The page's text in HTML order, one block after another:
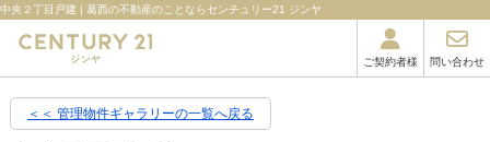
中央２丁目戸建 | 葛西の不動産のことならセンチュリー21 ジンヤ
ご契約者様 問い合わせ
＜＜ 管理物件ギャラリーの一覧へ戻る